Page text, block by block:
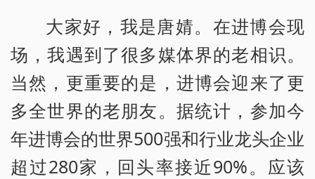
大家好，我是唐婧。在进博会现
场，我遇到了很多媒体界的老相识。
当然，更重要的是，进博会迎来了更
多全世界的老朋友。据统计，参加今
年进博会的世界500强和行业龙头企业
超过280家，回头率接近90%。应该